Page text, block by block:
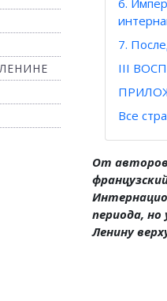
7.
III
Все
От авторов
периода, но
Ленину